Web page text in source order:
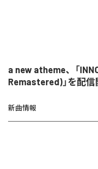
a new atheme、「
Remastered)」を配信
新曲情報